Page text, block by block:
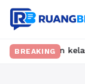
BREAKINGkelas seru